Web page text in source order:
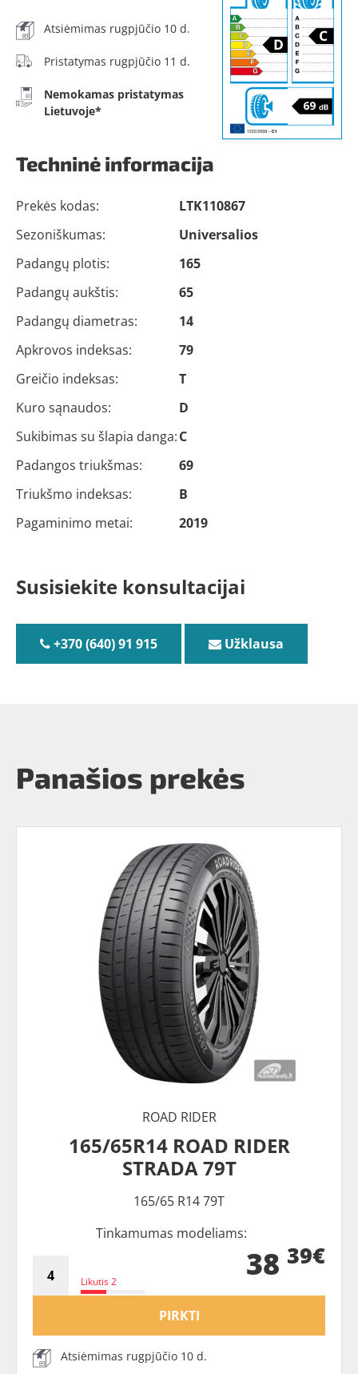
Atsiėmimas rugpjūčio 10 d.
Pristatymas rugpjūčio 11 d.
Nemokamas pristatymas
Lietuvoje*
Techninė informacija
Prekės kodas:
LTK110867
Sezoniškumas:
Universalios
Padangų plotis:
165
Padangų aukštis:
65
Padangų diametras:
14
Apkrovos indeksas:
79
Greičio indeksas:
T
Kuro sąnaudos:
D
Sukibimas su šlapia danga:C
Padangos triukšmas:
69
Triukšmo indeksas:
B
Pagaminimo metai:
2019
Susisiekite konsultacijai
+370 (640) 91 915 Užklausa
Panašios prekės
ROAD RIDER
165/65R14 ROAD RIDER
STRADA 79T
165/65 R14 79T
Tinkamumas modeliams:
Likutis 2 38 39€
PIRKTI
Atsiėmimas rugpjūčio 10 d.